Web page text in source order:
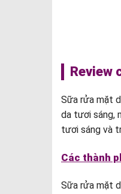
Review
Sữa rửa mặt
da tươi sáng,
tươi sáng và
Các thành
Sữa rửa mặt